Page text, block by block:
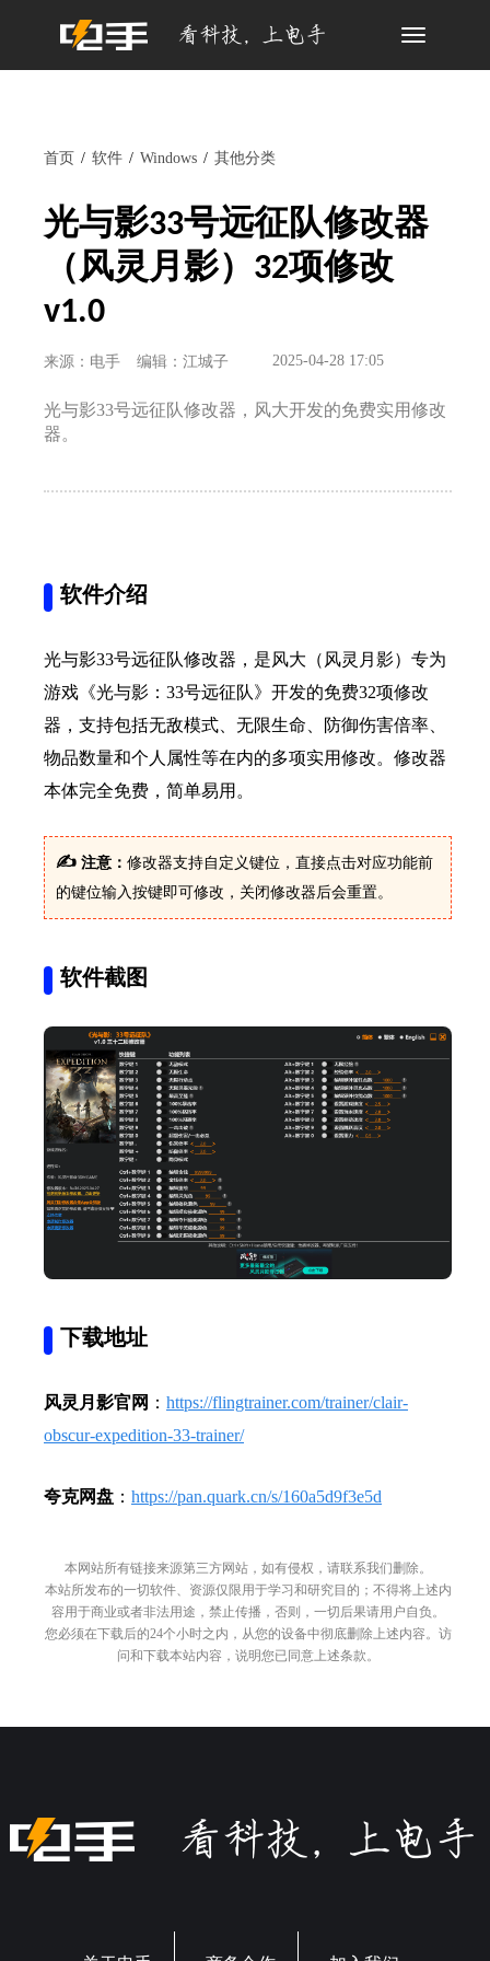
Toggle
首页 软件 Windows 其他分类
光与影33号远征队修改器
（风灵月影）32项修改
v1.0
来源：电手 编辑：江城子 2025-04-28 17:05
光与影33号远征队修改器，风大开发的免费实用修改
器。
软件介绍
光与影33号远征队修改器，是风大（风灵月影）专为
游戏《光与影：33号远征队》开发的免费32项修改
器，支持包括无敌模式、无限生命、防御伤害倍率、
物品数量和个人属性等在内的多项实用修改。修改器
本体完全免费，简单易用。
✍ 注意： 修改器支持自定义键位，直接点击对应功能前
的键位输入按键即可修改，关闭修改器后会重置。
软件截图
下载地址
风灵月影官网 ： https://flingtrainer.com/trainer/clair-
obscur-expedition-33-trainer/
夸克网盘 ： https://pan.quark.cn/s/160a5d9f3e5d
本网站所有链接来源第三方网站，如有侵权，请联系我们删除。
本站所发布的一切软件、资源仅限用于学习和研究目的；不得将上述内
容用于商业或者非法用途，禁止传播，否则，一切后果请用户自负。
您必须在下载后的24个小时之内，从您的设备中彻底删除上述内容。访
问和下载本站内容，说明您已同意上述条款。